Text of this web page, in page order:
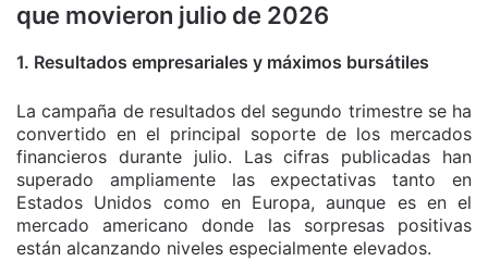
que movieron julio de 2026
1. Resultados empresariales y máximos bursátiles
La campaña de resultados del segundo trimestre se ha
convertido en el principal soporte de los mercados
financieros durante julio. Las cifras publicadas han
superado ampliamente las expectativas tanto en
Estados Unidos como en Europa, aunque es en el
mercado americano donde las sorpresas positivas
están alcanzando niveles especialmente elevados.